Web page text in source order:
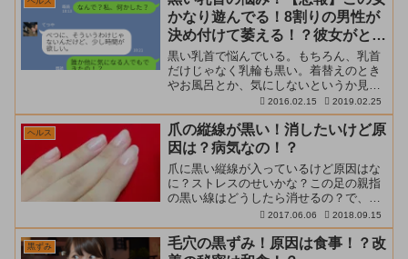
いているように感じ...
かなり遊んでる！8割りの男性が
決め付けて萎える！？彼女がとっ
た対策とは！？
黒い乳首で悩んでいる。もちろん、乳首
だけじゃなく乳輪も黒い。着替えのとき
やお風呂とか、気にしないというか見な
いようにしている。それに、一番つらい
のは男の子の目が怖くて恋ができな
い。。そんな彼女が見つけた対策は。。
初めてのお泊まりから数日後...
2016.02.15 2019.02.25
ヘルス
爪の縦線が黒い！消したいけど原
因は？病気なの！？
爪に黒い縦線が入っているけど原因はな
に？ストレスのせいかな？この足の親指
の黒い線はどうしたら消せるの？で、も
はや縦の筋というよりも帯びみたいな黒
い線。最近、気付いた。足だからあんま
り意識していなかったけど、悪い病気な
の？消す方法は？ なんて...
2017.06.06 2018.09.15
黒ずみ
毛穴の黒ずみ！原因は食事！？改